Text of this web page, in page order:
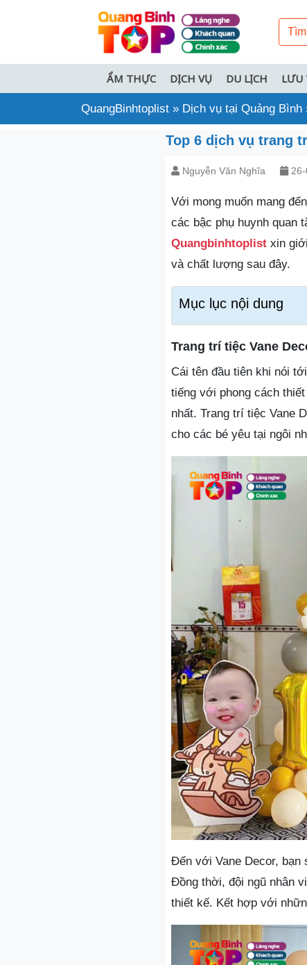
ẨM THỰC DỊCH VỤ DU LỊCH LƯU
QuangBinhtoplist » Dịch vụ tại Quảng Bình
Top 6 dịch vụ trang
Nguyễn Văn Nghĩa 26-
Với mong muốn mang
các bậc phụ huynh quan
Quangbinhtoplist xin
và chất lượng sau đây.
Mục lục nội dung
Trang trí tiệc Vane
Cái tên đầu tiên khi nói
tiếng với phong cách
nhất. Trang trí tiệc Vane
cho các bé yêu tại ngôi
Đến với Vane Decor, bạn
Đồng thời, đội ngũ nhân
thiết kế. Kết hợp với